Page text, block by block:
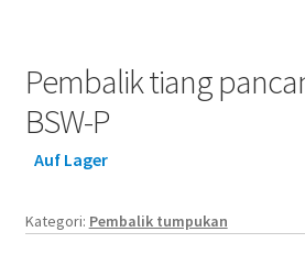
Pembalik tiang
BSW-P
Auf Lager
Kategori: Pembalik tumpukan